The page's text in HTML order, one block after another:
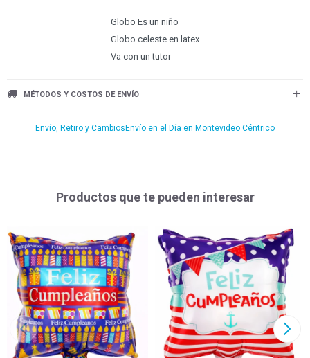
Globo Es un niño
Globo celeste en latex
Va con un tutor
MÉTODOS Y COSTOS DE ENVÍO
Envío, Retiro y Cambios Envío en el Día en Montevideo Céntrico
Productos que te pueden interesar